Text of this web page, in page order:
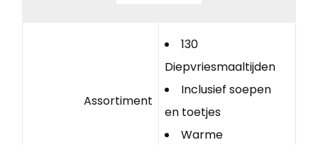
Assortiment
130
Diepvriesmaaltijden
Inclusief soepen
en toetjes
Warme